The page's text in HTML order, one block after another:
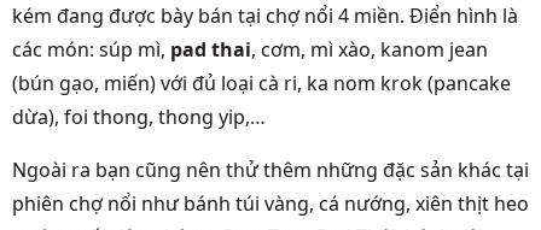
kém đang được bày bán tại chợ nổi 4 miền. Điển hình là
các món: súp mì, pad thai, cơm, mì xào, kanom jean
(bún gạo, miến) với đủ loại cà ri, ka nom krok (pancake
dừa), foi thong, thong yip,…
Ngoài ra bạn cũng nên thử thêm những đặc sản khác tại
phiên chợ nổi như bánh túi vàng, cá nướng, xiên thịt heo